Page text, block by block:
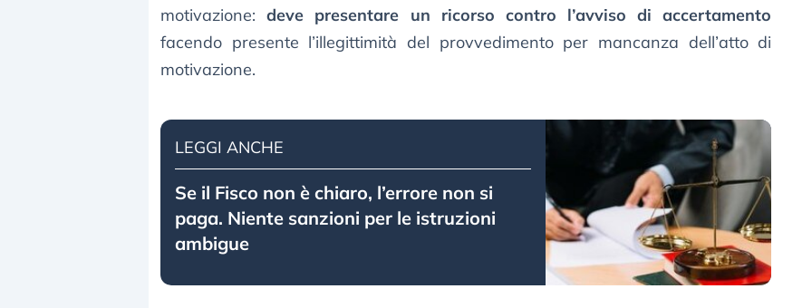
motivazione:deve presentare un ricorso contro l’avviso di accertamento
facendo presente l’illegittimità del provvedimento per mancanza dell’atto di
motivazione.
LEGGI ANCHE
Se il Fisco non è chiaro, l’errore non si
paga. Niente sanzioni per le istruzioni
ambigue